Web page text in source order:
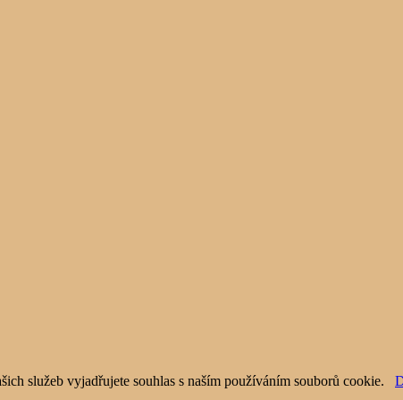
služeb vyjadřujete souhlas s naším používáním souborů cookie.